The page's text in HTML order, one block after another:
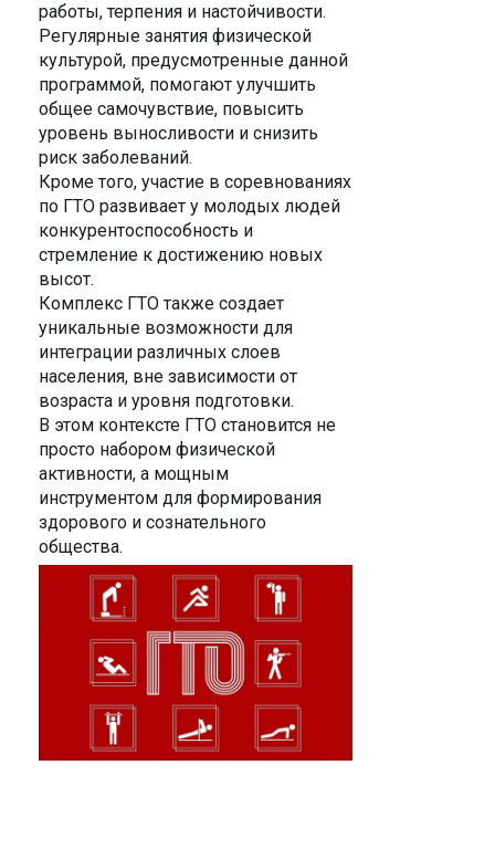
работы, терпения и настойчивости.
Регулярные занятия физической
культурой, предусмотренные данной
программой, помогают улучшить
общее самочувствие, повысить
уровень выносливости и снизить
риск заболеваний.
Кроме того, участие в соревнованиях
по ГТО развивает у молодых людей
конкурентоспособность и
стремление к достижению новых
высот.
Комплекс ГТО также создает
уникальные возможности для
интеграции различных слоев
населения, вне зависимости от
возраста и уровня подготовки.
В этом контексте ГТО становится не
просто набором физической
активности, а мощным
инструментом для формирования
здорового и сознательного
общества.